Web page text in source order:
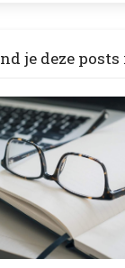
je deze